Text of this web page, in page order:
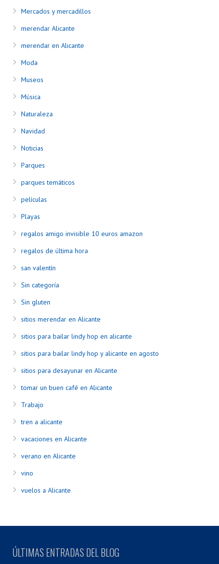
Mercados y mercadillos
merendar Alicante
merendar en Alicante
Moda
Museos
Música
Naturaleza
Navidad
Noticias
Parques
parques temáticos
películas
Playas
regalos amigo invisible 10 euros amazon
regalos de última hora
san valentín
Sin categoría
Sin gluten
sitios merendar en Alicante
sitios para bailar lindy hop en alicante
sitios para bailar lindy hop y alicante en agosto
sitios para desayunar en Alicante
tomar un buen café en Alicante
Trabajo
tren a alicante
vacaciones en Alicante
verano en Alicante
vino
vuelos a Alicante
ÚLTIMAS ENTRADAS DEL BLOG